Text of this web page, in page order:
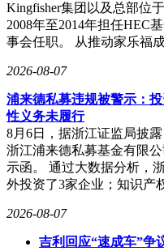
Kingfisher集团以及总部位
2008年至2014年担任HEC
事会任职。 从推动家乐福
2026-08-07
浦来德私募违规被警示：
性义务未履行
8月6日，据浙江证监局披
浙江浦来德私募基金有限
示函。 通过大数据分析，
外投资了3家企业；知识产
2026-08-07
吉利回应“速成车”争